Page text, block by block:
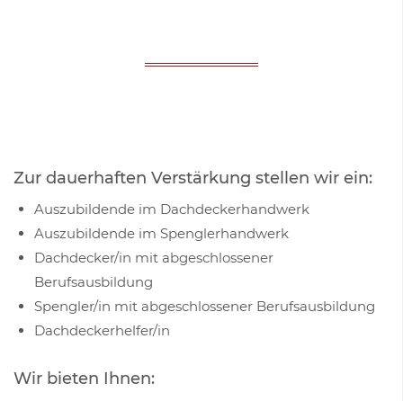
Zur dauerhaften Verstärkung stellen wir ein:
Auszubildende im Dachdeckerhandwerk
Auszubildende im Spenglerhandwerk
Dachdecker/in mit abgeschlossener
Berufsausbildung
Spengler/in mit abgeschlossener Berufsausbildung
Dachdeckerhelfer/in
Wir bieten Ihnen: